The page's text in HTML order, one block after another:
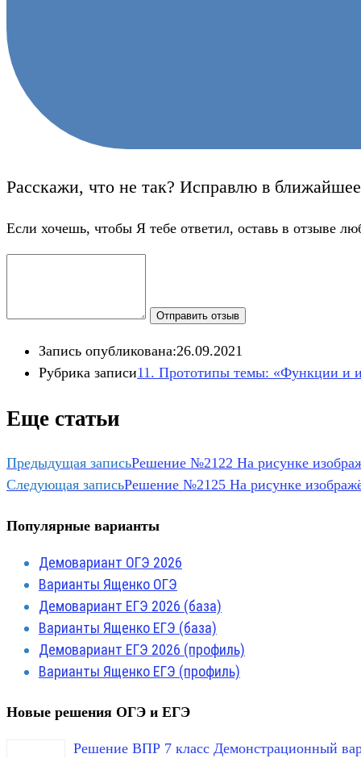
Расскажи, что не так? Исправлю в
Если хочешь, чтобы Я тебе ответил, оставь в отзыве
Отправить отзыв
Запись опубликована:26.09.2021
Рубрика записи11. Прототипы темы: «Функции и
Еще статьи
Предыдущая записьРешение №2122 На рисунке
Следующая записьРешение №2125 На рисунке
Популярные варианты
Демовариант ОГЭ 2026
Варианты Ященко ОГЭ
Демовариант ЕГЭ 2026 (база)
Варианты Ященко ЕГЭ (база)
Демовариант ЕГЭ 2026 (профиль)
Варианты Ященко ЕГЭ (профиль)
Новые решения ОГЭ и ЕГЭ
Решение ВПР 7 класс Демонстрационный